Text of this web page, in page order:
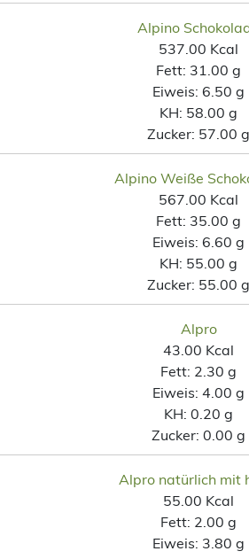
Alpino
537.00 Kcal
Fett: 31.00 g
Eiweis: 6.50 g
KH: 58.00 g
Zucker: 57.00 g
Alpino Weiße
567.00 Kcal
Fett: 35.00 g
Eiweis: 6.60 g
KH: 55.00 g
Zucker: 55.00 g
Alpro
43.00 Kcal
Fett: 2.30 g
Eiweis: 4.00 g
KH: 0.20 g
Zucker: 0.00 g
Alpro natürlich mit
55.00 Kcal
Fett: 2.00 g
Eiweis: 3.80 g